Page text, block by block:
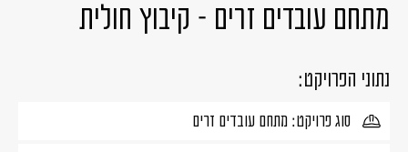
מתחם עובדים זרים – קיבוץ חולית
נתוני הפרויקט:
סוג פרויקט: מתחם עובדים זרים